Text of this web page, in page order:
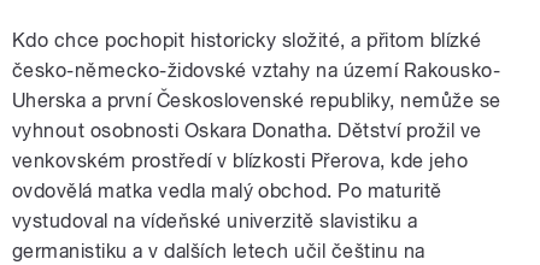
Kdo chce pochopit historicky složité, a přitom blízké
česko-německo-židovské vztahy na území Rakousko-
Uherska a první Československé republiky, nemůže se
vyhnout osobnosti Oskara Donatha. Dětství prožil ve
venkovském prostředí v blízkosti Přerova, kde jeho
ovdovělá matka vedla malý obchod. Po maturitě
vystudoval na vídeňské univerzitě slavistiku a
germanistiku a v dalších letech učil češtinu na